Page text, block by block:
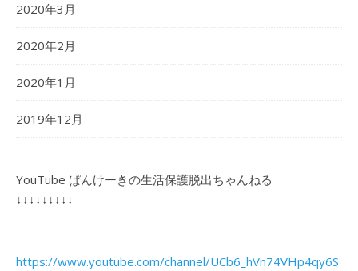
2020年3月
2020年2月
2020年1月
2019年12月
YouTube ぱんけーきの生活保護脱出ちゃんねる
↓↓↓↓↓↓↓↓↓
https://www.youtube.com/channel/UCb6_hVn74VHp4qy6S